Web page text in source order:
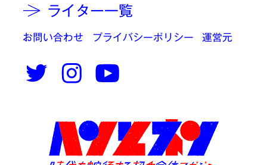
ライター一覧
お問い合わせ プライバシーポリシー 運営元